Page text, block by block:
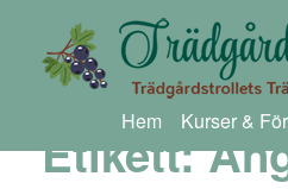
Hem Kurser &
Etikett: